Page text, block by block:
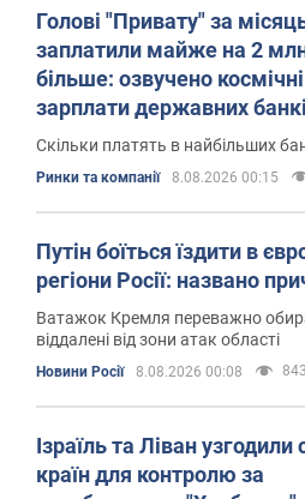
Голові "Привату" за
заплатили майже на 2
більше: озвучено космічні
зарплати державних
Скільки платять в найбільших
Ринки та компанії 8.08.2026 00:15
Путін боїться їздити в
регіони Росії: названо
Ватажок Кремля переважно
віддалені від зони атак області
Новини Росії 8.08.2026 00:08 843
Ізраїль та Ліван узгодили
країн для контролю за